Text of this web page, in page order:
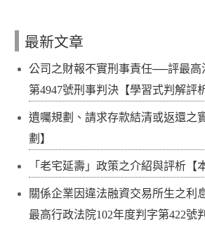
最新文章
公司之財報不實刑事責任──評最高
第4947號刑事判決【學習式判解評
遺囑規劃、請求存款結清或返還之
劃】
「老宅延壽」政策之介紹與評析【
關係企業因違法融資交易所生之利
最高行政法院102年度判字第422號